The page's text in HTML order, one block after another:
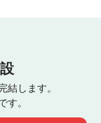
結します。
す。